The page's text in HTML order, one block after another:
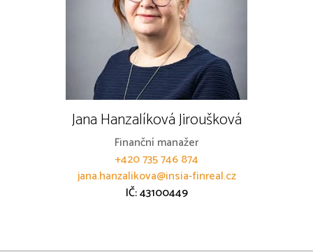
Jana Hanzalíková Jiroušková
Finanční manažer
+420 735 746 874
jana.hanzalikova@insia-finreal.cz
IČ: 43100449